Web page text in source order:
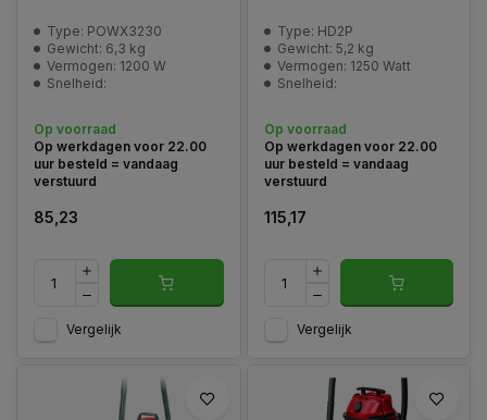
Type: POWX3230
Gewicht: 6,3 kg
Vermogen: 1200 W
Snelheid:
Op voorraad
Op werkdagen voor 22.00
uur besteld = vandaag
verstuurd
85,23
Vergelijk
Type: HD2P
Gewicht: 5,2 kg
Vermogen: 1250 Watt
Snelheid:
Op voorraad
Op werkdagen voor 22.00
uur besteld = vandaag
verstuurd
115,17
Vergelijk